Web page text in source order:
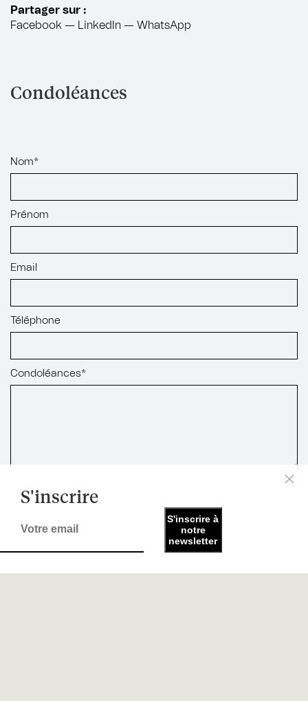
Partager sur :
Facebook — LinkedIn — WhatsApp
Condoléances
Nom*
Prénom
Email
Téléphone
Condoléances*
S'inscrire
S'inscrire à
notre
newsletter